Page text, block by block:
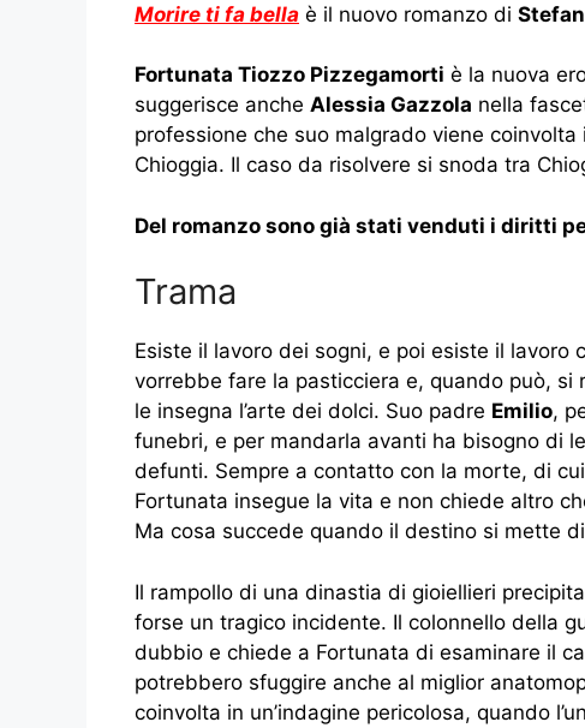
Morire ti fa bella è il nuovo romanzo di
Fortunata Tiozzo Pizzegamorti è la nuova
suggerisce anche Alessia Gazzola nella
professione che suo malgrado viene
Chioggia. Il caso da risolvere si snoda tra
Del romanzo sono già stati venduti i diritti
Trama
Esiste il lavoro dei sogni, e poi esiste il
vorrebbe fare la pasticciera e, quando può, si
le insegna l’arte dei dolci. Suo padre Emilio,
funebri, e per mandarla avanti ha bisogno di
defunti. Sempre a contatto con la morte, di
Fortunata insegue la vita e non chiede altro
Ma cosa succede quando il destino si mette
Il rampollo di una dinastia di gioiellieri
forse un tragico incidente. Il colonnello della
dubbio e chiede a Fortunata di esaminare il
potrebbero sfuggire anche al miglior
coinvolta in un’indagine pericolosa, quando